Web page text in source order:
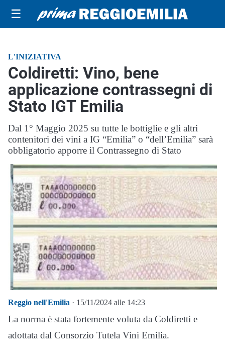
☰
L'INIZIATIVA
Coldiretti: Vino, bene
applicazione contrassegni di
Stato IGT Emilia
Dal 1° Maggio 2025 su tutte le bottiglie e gli altri
contenitori dei vini a IG “Emilia” o “dell’Emilia” sarà
obbligatorio apporre il Contrassegno di Stato
Reggio nell'Emilia · 15/11/2024 alle 14:23
La norma è stata fortemente voluta da Coldiretti e
adottata dal Consorzio Tutela Vini Emilia.